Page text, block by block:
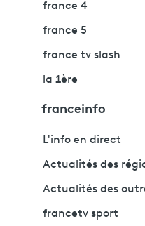
france 4
france 5
france tv slash
la 1ère
franceinfo
L'info en direct
Actualités des
Actualités des
francetv sport